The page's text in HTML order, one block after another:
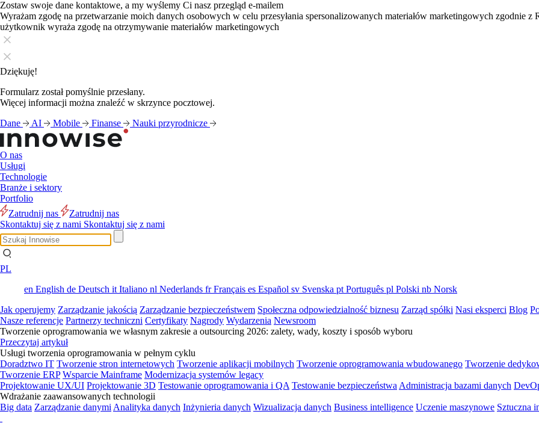
Zostaw swoje dane kontaktowe, a my wyślemy Ci nasz przegląd e-mailem
Wyrażam zgodę na przetwarzanie moich danych osobowych w celu przesyłania spersonalizowanych materiałów marketingowych zgodnie z
użytkownik wyraża zgodę na otrzymywanie materiałów marketingowych
Dziękuję!
Formularz został pomyślnie przesłany.
Więcej informacji można znaleźć w skrzynce pocztowej.
Dane
AI Mobile Finanse Nauki przyrodnicze
O nas
Usługi
Technologie
Branże i sektory
Portfolio
Zatrudnij nas
Zatrudnij nas
Skontaktuj się z nami Skontaktuj się z nami
PL
en English de Deutsch it Italiano nl Nederlands frFrançais es Español sv Svenska pt Português pl Polski nb Norsk
Jak operujemy Zarządzanie jakością Zarządzanie bezpieczeństwem Społeczna odpowiedzialność biznesu Zarząd spółki Nasi eksperci Blog
Nasze referencje Partnerzy techniczni Certyfikaty Nagrody Wydarzenia Newsroom
Tworzenie oprogramowania we własnym zakresie a outsourcing 2026: zalety, wady, koszty i sposób wyboru
Przeczytaj artykuł
Usługi tworzenia oprogramowania w pełnym cyklu
Doradztwo IT Tworzenie stron internetowych Tworzenie aplikacji mobilnych Tworzenie oprogramowania wbudowanego Tworzenie
Tworzenie ERP Wsparcie Mainframe Modernizacja systemów legacy
Projektowanie UX/UI Projektowanie 3D Testowanie oprogramowania i QA Testowanie bezpieczeństwa Administracja bazami danych
Wdrażanie zaawansowanych technologii
Big data Zarządzanie danymi Analityka danych Inżynieria danych Wizualizacja danych Business intelligence Uczenie maszynowe Sztuczna